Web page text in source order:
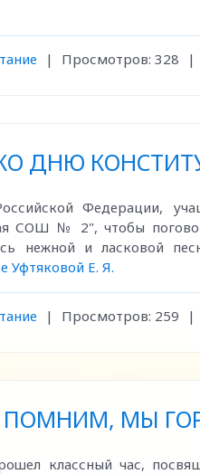
| Просмотров: 328 |
ДНЮ
Федерации,
СОШ № 2", чтобы
нежной и ласковой
Уфтяковой Е. Я.
| Просмотров: 259 |
МЫ
классный час,